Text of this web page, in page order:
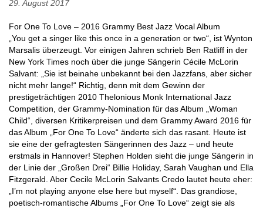
29. August 2017
For One To Love – 2016 Grammy Best Jazz Vocal Album
„You get a singer like this once in a generation or two“, ist Wynton
Marsalis überzeugt. Vor einigen Jahren schrieb Ben Ratliff in der
New York Times noch über die junge Sängerin Cécile McLorin
Salvant: „Sie ist beinahe unbekannt bei den Jazzfans, aber sicher
nicht mehr lange!“ Richtig, denn mit dem Gewinn der
prestigeträchtigen 2010 Thelonious Monk International Jazz
Competition, der Grammy-Nomination für das Album „Woman
Child“, diversen Kritikerpreisen und dem Grammy Award 2016 für
das Album „For One To Love“ änderte sich das rasant. Heute ist
sie eine der gefragtesten Sängerinnen des Jazz – und heute
erstmals in Hannover! Stephen Holden sieht die junge Sängerin in
der Linie der „Großen Drei“ Billie Holiday, Sarah Vaughan und Ella
Fitzgerald. Aber Cecile McLorin Salvants Credo lautet heute eher:
„I’m not playing anyone else here but myself“. Das grandiose,
poetisch-romantische Albums „For One To Love“ zeigt sie als